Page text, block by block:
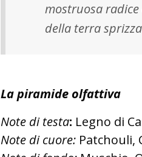
mostruosa
della terra
La piramide olfattiva
Note di testa: Legno di
Note di cuore: Patchouli,